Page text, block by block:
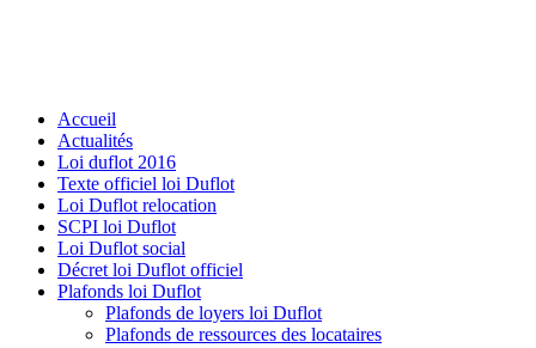
Accueil
Actualités
Loi duflot 2016
Texte officiel loi Duflot
Loi Duflot relocation
SCPI loi Duflot
Loi Duflot social
Décret loi Duflot officiel
Plafonds loi Duflot
Plafonds de loyers loi Duflot
Plafonds de ressources des locataires